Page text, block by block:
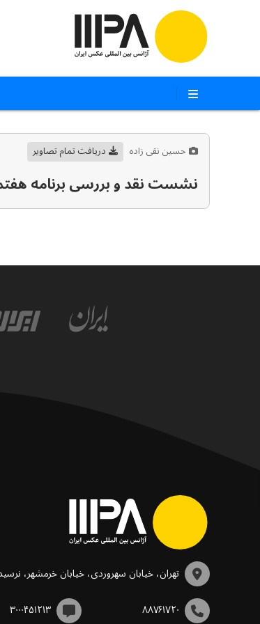
حسین نقی زاده دریافت تمام تصاویر
نشست نقد و بررسی برنامه
تهران، خیابان سهروردی، خیابان خرمشهر،
۸۸۷۶۱۷۲۰ ۳۰۰۰۴۵۱۲۱۳